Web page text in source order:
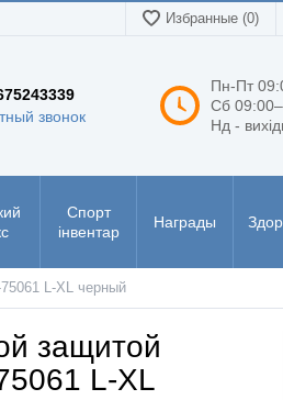
Избранные (0)
звонок
Пн-Пт
Сб
Нд -
Спорт
інвентар
Награды
L-XL черный
защитой
L-XL